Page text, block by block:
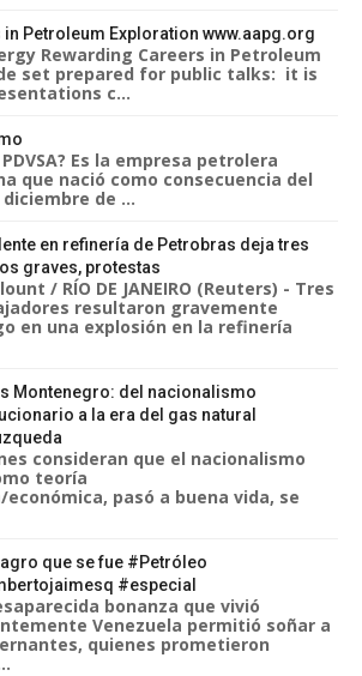
in Petroleum Exploration www.aapg.org
Rewarding Careers in Petroleum
set prepared for public talks: it is
c...
Es la empresa petrolera
que nació como consecuencia del
de ...
en refinería de Petrobras deja tres
graves, protestas
/ RÍO DE JANEIRO (Reuters) - Tres
resultaron gravemente
en una explosión en la refinería
Montenegro: del nacionalismo
a la era del gas natural
consideran que el nacionalismo
teoría
pasó a buena vida, se
que se fue #Petróleo
#especial
bonanza que vivió
Venezuela permitió soñar a
quienes prometieron